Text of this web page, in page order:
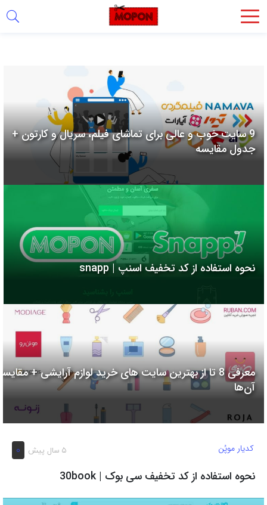
اشتراک
از
روش‌های
زیر
می‌توانید
صفحه
دوستان
خود
به
بگذارید.
لینک
9 سایت خوب و عالی برای تماشای فیلم، سریال و کارتون +
جدول مقایسه
نحوه استفاده از کد تخفیف اسنپ | snapp
معرفی 8 تا از بهترین سایت های خرید لوازم آرایشی +
آن‌ها
5 سال پیش 0 کدیار موپُن
نحوه استفاده از کد تخفیف سی بوک | 30book